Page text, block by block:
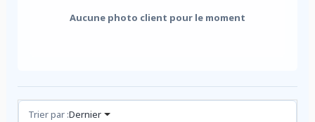
Aucune photo client pour le moment
Avis (0)
Trier par :Dernier